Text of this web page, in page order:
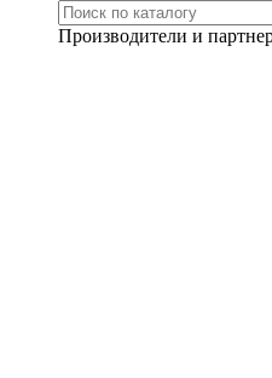
Производители и